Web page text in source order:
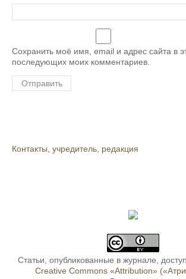
Сохранить моё имя, email и адрес сайта в
последующих моих комментариев.
Контакты, учредитель, редакция
Статьи, опубликованные в журнале,
Creative Commons «Attribution»